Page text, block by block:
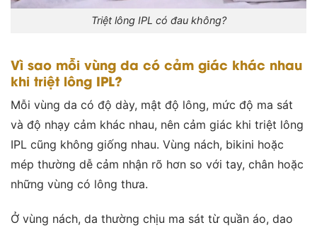
Triệt lông IPL có đau không?
Vì sao mỗi vùng da có cảm giác khác nhau
khi triệt lông IPL?
Mỗi vùng da có độ dày, mật độ lông, mức độ ma sát
và độ nhạy cảm khác nhau, nên cảm giác khi triệt lông
IPL cũng không giống nhau. Vùng nách, bikini hoặc
mép thường dễ cảm nhận rõ hơn so với tay, chân hoặc
những vùng có lông thưa.
Ở vùng nách, da thường chịu ma sát từ quần áo, dao